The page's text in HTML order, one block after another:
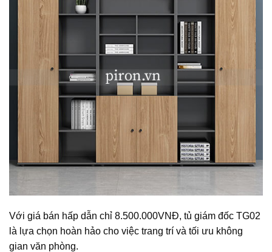
Với giá bán hấp dẫn chỉ 8.500.000VNĐ, tủ giám đốc TG02
là lựa chọn hoàn hảo cho việc trang trí và tối ưu không
gian văn phòng.